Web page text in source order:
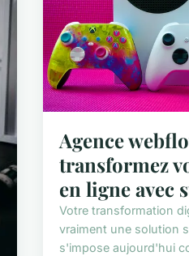
Agence
transformez
en ligne avec
Votre transformation
vraiment une solution
s'impose aujourd'hui